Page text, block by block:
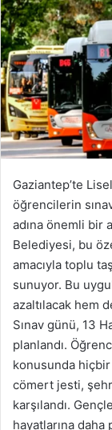
Gaziantep’te
öğrencilerin
adına önemli bir
Belediyesi, bu
amacıyla toplu
sunuyor. Bu
azaltılacak hem
Sınav günü, 13
planlandı.
konusunda
cömert jesti,
karşılandı.
hayatlarına daha